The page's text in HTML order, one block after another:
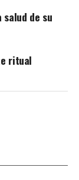
de su
ritual